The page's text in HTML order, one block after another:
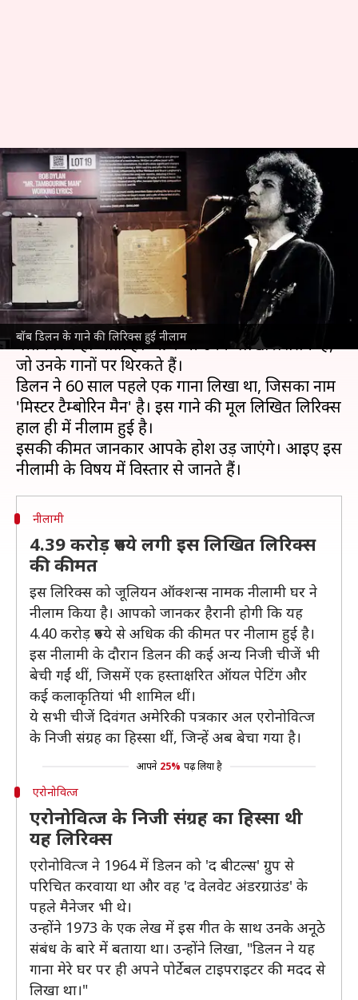
बॉब डिलन के गाने की लिरिक्स हुई नीलाम
बॉब डिलन के मशहूर गाने 'मिस्टर
टैम्बोरिन मैन' की लिखित लिरिक्स हुई
नीलाम, करोड़ों में कीमत
लेखन सयाली Jan 20, 2025 12:48 pm
बॉब डिलनअमेरिकाके मशरूर गायक हैं, जिन्हें सबसे महान
गीतकार कहा जाता है। आज भी उनके लाखों प्रशंसक हैं,
जो उनके गानों पर थिरकते हैं।
डिलन ने 60 साल पहले एक गाना लिखा था, जिसका नाम
'मिस्टर टैम्बोरिन मैन' है। इस गाने की मूल लिखित लिरिक्स
हाल ही में नीलाम हुई है।
इसकी कीमत जानकार आपके होश उड़ जाएंगे। आइए इस
नीलामी
4.39 करोड़ रुपये लगी इस लिखित लिरिक्स
की कीमत
इस लिरिक्स को जूलियन ऑक्शन्स नामक नीलामी घर ने
नीलाम किया है। आपको जानकर हैरानी होगी कि यह
4.40 करोड़ रुपये से अधिक की कीमत पर नीलाम हुई है।
इस नीलामी के दौरान डिलन की कई अन्य निजी चीजें भी
बेची गईं थीं, जिसमें एक हस्ताक्षरित ऑयल पेटिंग और
कई कलाकृतियां भी शामिल थीं।
ये सभी चीजें दिवंगत अमेरिकी पत्रकार अल एरोनोवित्ज
के निजी संग्रह का हिस्सा थीं, जिन्हें अब बेचा गया है।
आपने 25% पढ़ लिया है
एरोनोवित्ज
एरोनोवित्ज के निजी संग्रह का हिस्सा थी
यह लिरिक्स
एरोनोवित्ज ने 1964 में डिलन को 'द बीटल्स' ग्रुप से
परिचित करवाया था और वह 'द वेलवेट अंडरग्राउंड' के
पहले मैनेजर भी थे।
उन्होंने 1973 के एक लेख में इस गीत के साथ उनके अनूठे
संबंध के बारे में बताया था। उन्होंने लिखा, "डिलन ने यह
गाना मेरे घर पर ही अपने पोर्टेबल टाइपराइटर की मदद से
लिखा था।"